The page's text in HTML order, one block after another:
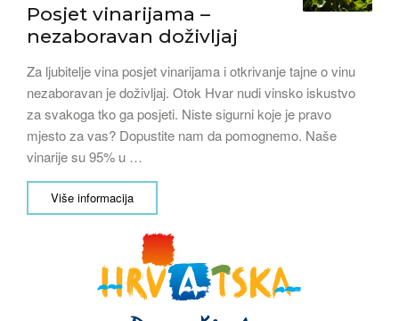
Posjet vinarijama –
nezaboravan doživljaj
Za ljubitelje vina posjet vinarijama i otkrivanje tajne o vinu
nezaboravan je doživljaj. Otok Hvar nudi vinsko iskustvo
za svakoga tko ga posjeti. Niste sigurni koje je pravo
mjesto za vas? Dopustite nam da pomognemo. Naše
vinarije su 95% u …
Više informacija